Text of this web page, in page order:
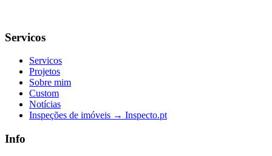
Servicos
Servicos
Projetos
Sobre mim
Custom
Notícias
Inspeções de imóveis → Inspecto.pt
Info